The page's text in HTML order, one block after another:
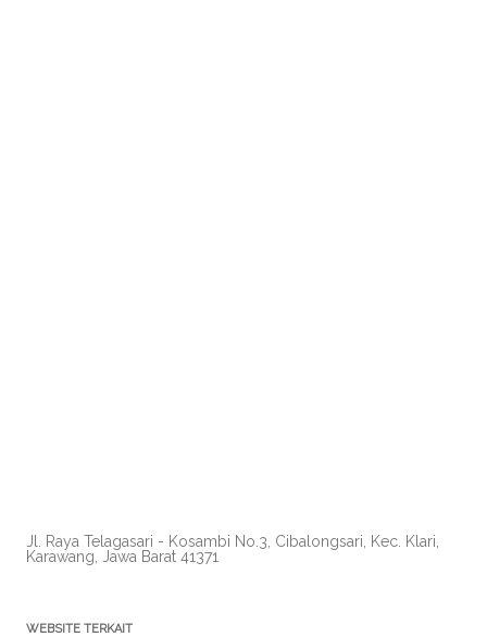
Jl. Raya Telagasari - Kosambi No.3, Cibalongsari, Kec. Klari,
Karawang, Jawa Barat 41371
WEBSITE TERKAIT